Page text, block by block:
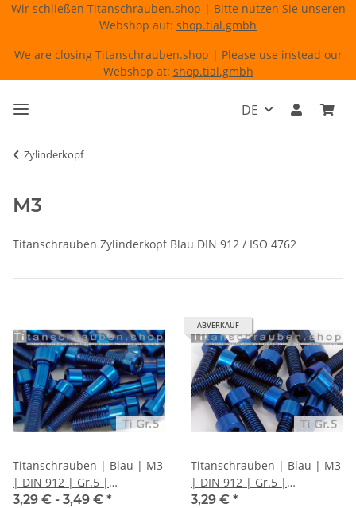
Wir schließen Titanschrauben.shop | Bitte nutzen Sie unseren
Webshop auf: shop.tial.gmbh
We are closing Titanschrauben.shop | Please use instead our
Webshop at: shop.tial.gmbh
DE
Zylinderkopf
M3
Titanschrauben Zylinderkopf Blau DIN 912 / ISO 4762
Titanschrauben | Blau | M3
| DIN 912 | Gr.5 |
Zylinderkopf mit Fase
3,29 € - 3,49 € *
ABVERKAUF
Titanschrauben | Blau | M3
| DIN 912 | Gr.5 |
Zylinderkopf
3,29 € *